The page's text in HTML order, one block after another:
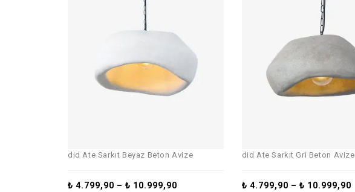
did Ate Sarkıt Beyaz Beton Avize
₺ 4.799,90 – ₺ 10.999,90
did Ate Sarkıt Gri Beton Avize
₺ 4.799,90 – ₺ 10.999,90